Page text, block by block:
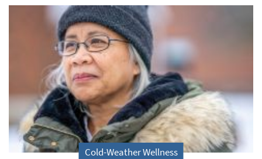
Cold-Weather Wellness